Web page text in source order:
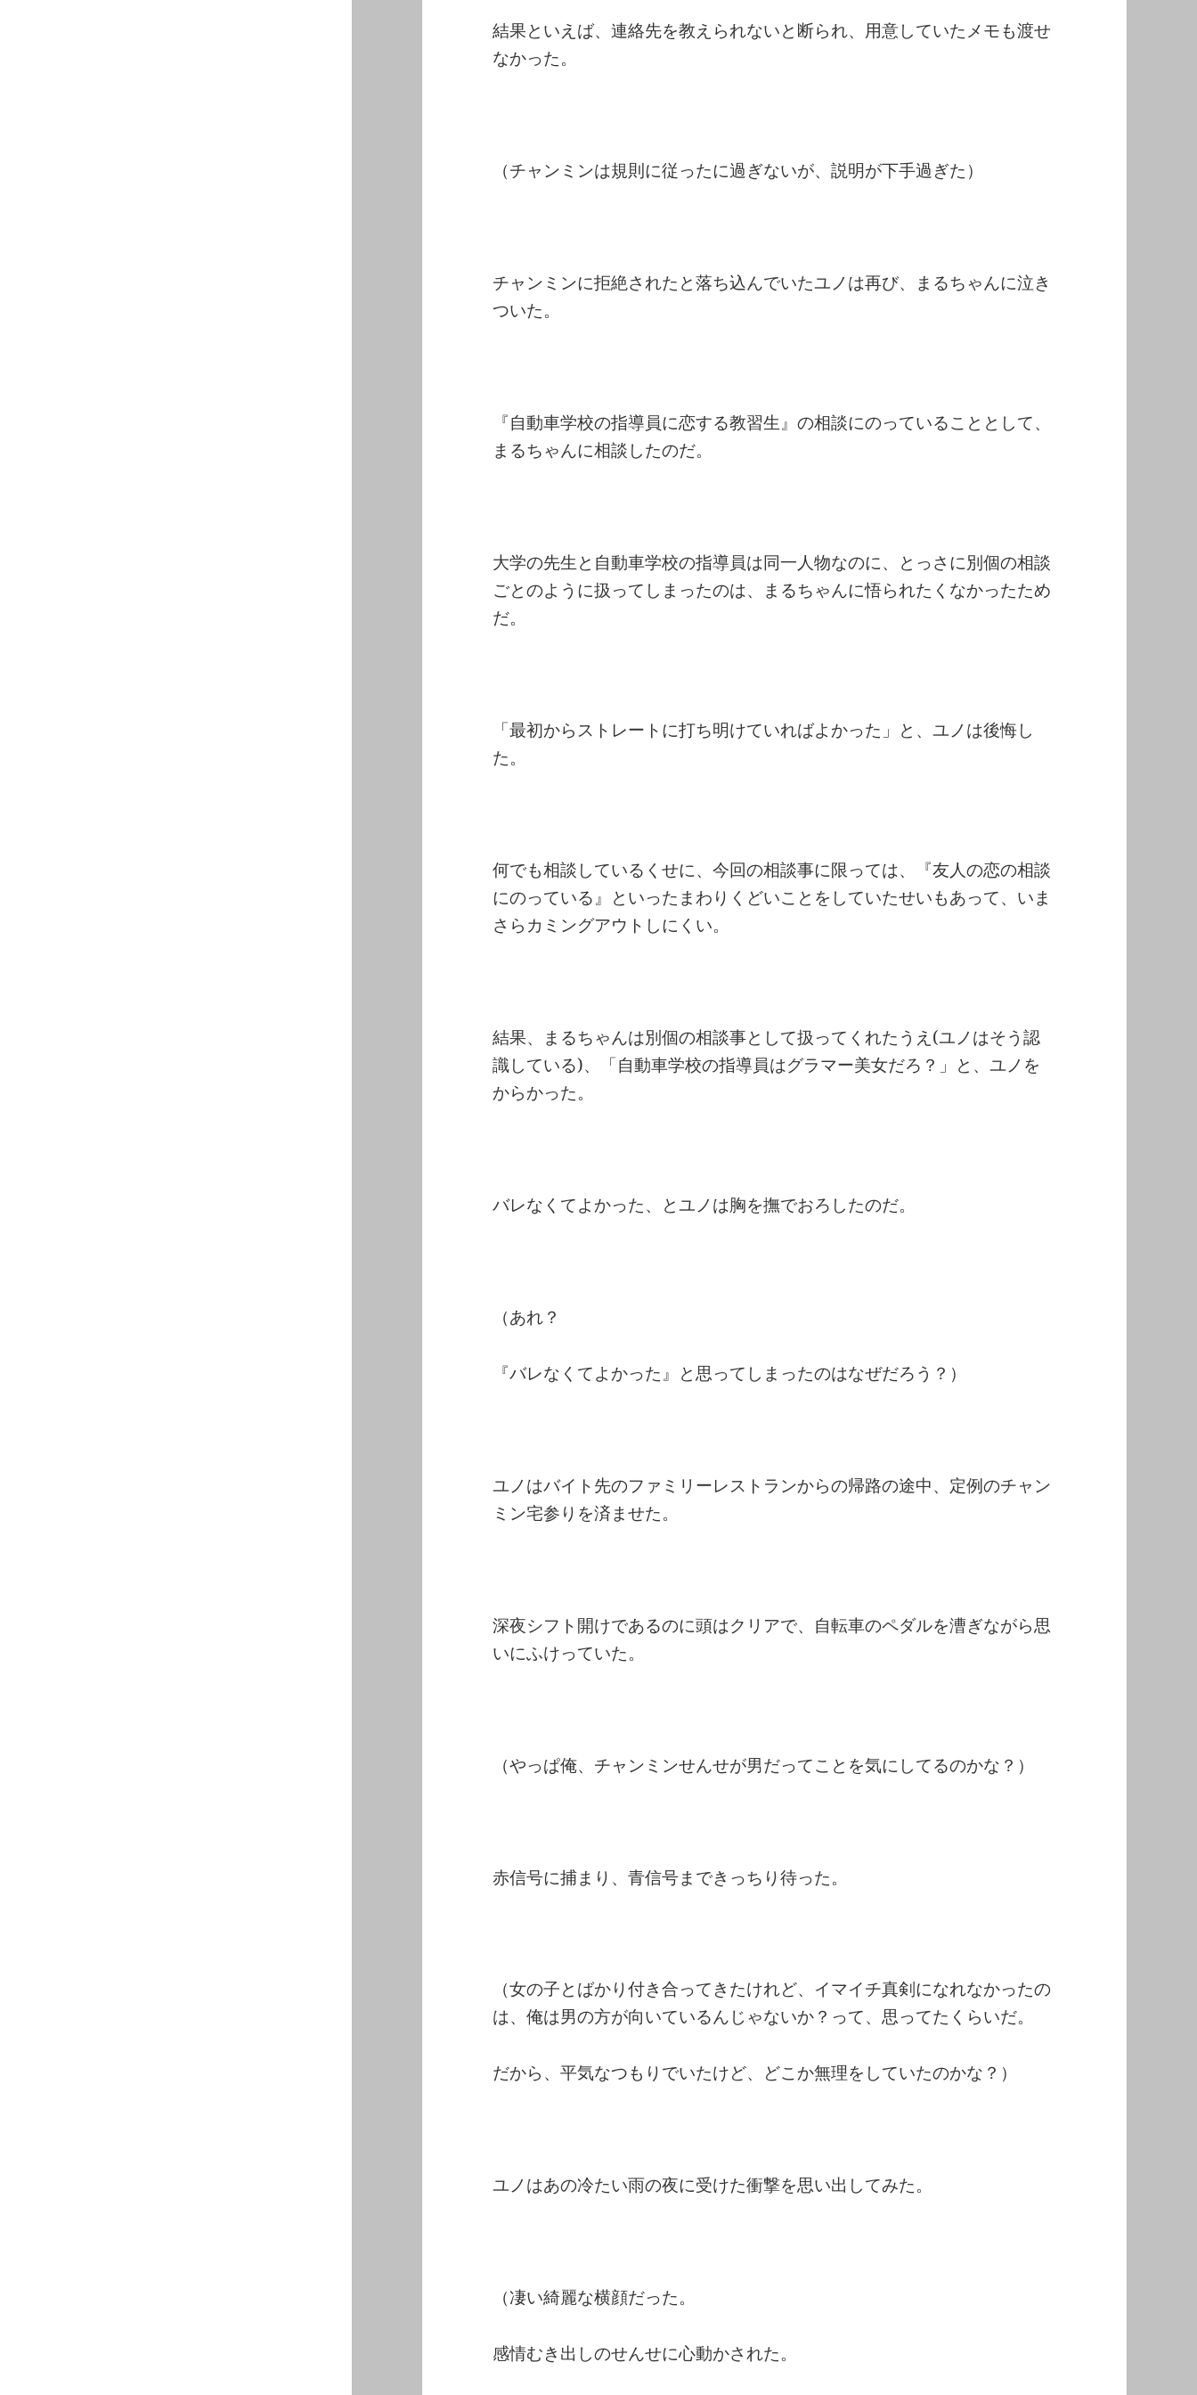
結果といえば、連絡先を教えられないと断られ、用意していたメモも渡せ
なかった。
（チャンミンは規則に従ったに過ぎないが、説明が下手過ぎた）
チャンミンに拒絶されたと落ち込んでいたユノは再び、まるちゃんに泣き
ついた。
『自動車学校の指導員に恋する教習生』の相談にのっていることとして、
まるちゃんに相談したのだ。
大学の先生と自動車学校の指導員は同一人物なのに、とっさに別個の相談
ごとのように扱ってしまったのは、まるちゃんに悟られたくなかったため
だ。
「最初からストレートに打ち明けていればよかった」と、ユノは後悔し
た。
何でも相談しているくせに、今回の相談事に限っては、『友人の恋の相談
にのっている』といったまわりくどいことをしていたせいもあって、いま
さらカミングアウトしにくい。
結果、まるちゃんは別個の相談事として扱ってくれたうえ(ユノはそう認
識している)、「自動車学校の指導員はグラマー美女だろ？」と、ユノを
からかった。
バレなくてよかった、とユノは胸を撫でおろしたのだ。
（あれ？
『バレなくてよかった』と思ってしまったのはなぜだろう？）
ユノはバイト先のファミリーレストランからの帰路の途中、定例のチャン
ミン宅参りを済ませた。
深夜シフト開けであるのに頭はクリアで、自転車のペダルを漕ぎながら思
いにふけっていた。
（やっぱ俺、チャンミンせんせが男だってことを気にしてるのかな？）
赤信号に捕まり、青信号まできっちり待った。
（女の子とばかり付き合ってきたけれど、イマイチ真剣になれなかったの
は、俺は男の方が向いているんじゃないか？って、思ってたくらいだ。
だから、平気なつもりでいたけど、どこか無理をしていたのかな？）
ユノはあの冷たい雨の夜に受けた衝撃を思い出してみた。
（凄い綺麗な横顔だった。
感情むき出しのせんせに心動かされた。